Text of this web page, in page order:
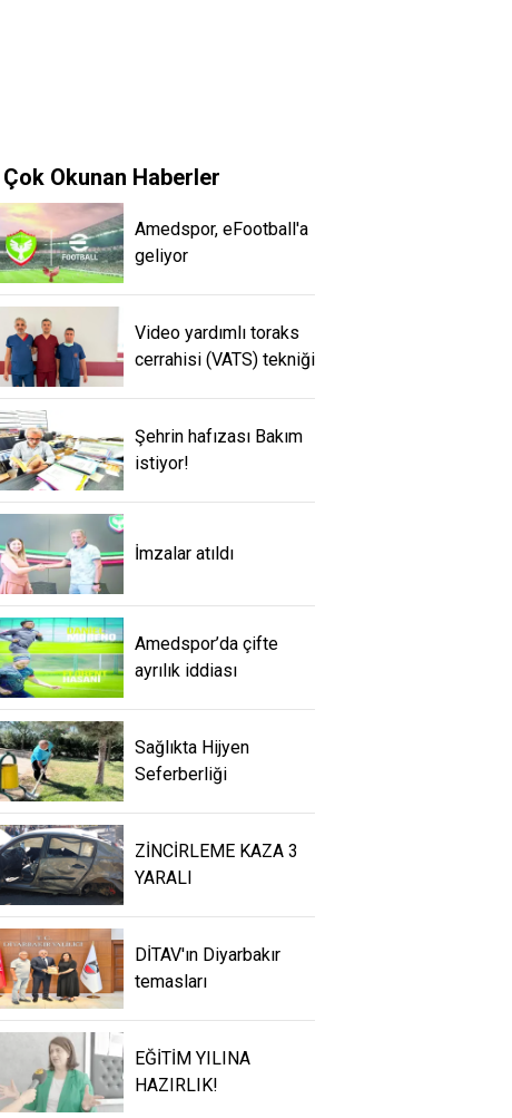
Çok Okunan Haberler
Amedspor, eFootball'a
geliyor
Video yardımlı toraks
cerrahisi (VATS) tekniği
Şehrin hafızası Bakım
istiyor!
İmzalar atıldı
Amedspor’da çifte
ayrılık iddiası
Sağlıkta Hijyen
Seferberliği
ZİNCİRLEME KAZA 3
YARALI
DİTAV'ın Diyarbakır
temasları
EĞİTİM YILINA
HAZIRLIK!